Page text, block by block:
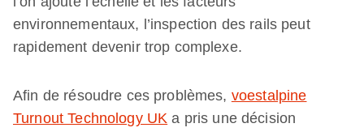
environnementaux, l’inspection des rails peut
rapidement devenir trop complexe.
Afin de résoudre ces problèmes, voestalpine
Turnout Technology UK a pris une décision